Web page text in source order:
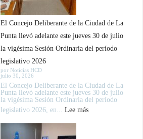
Punta
avanzaron
en
el
tratamiento
de
expedientes
legislativos
El Concejo Deliberante de la Ciudad de La
Punta llevó adelante este jueves 30 de julio
la vigésima Sesión Ordinaria del período
legislativo 2026
por Noticias HCD
julio 30, 2026
El Concejo Deliberante de la Ciudad de La
Punta llevó adelante este jueves 30 de julio
la vigésima Sesión Ordinaria del período
legislativo 2026, en... Lee más: